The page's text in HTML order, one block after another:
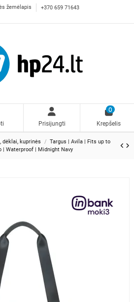
žemėlapis
+370 659 71643
Prisijungti
0
Krepšelis
dėklai, kuprinės
Targus | Avila | Fits up to
| Waterproof | Midnight Navy